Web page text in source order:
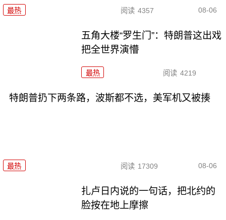
最热 阅读 4357 08-06
五角大楼“罗生门”：特朗普这出戏
把全世界演懵
最热 阅读 4219
特朗普扔下两条路，波斯都不选，美军机又被揍
最热 阅读 17309 08-06
扎卢日内说的一句话，把北约的
脸按在地上摩擦